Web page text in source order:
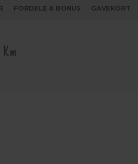
FORDELE & BONUS GAVEKORT